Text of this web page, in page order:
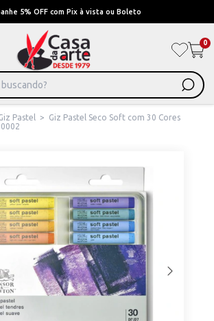
em Até 6x sem juros ou ate 12x com juros
0
Pastel >
Giz Pastel Seco Soft com 30 Cores